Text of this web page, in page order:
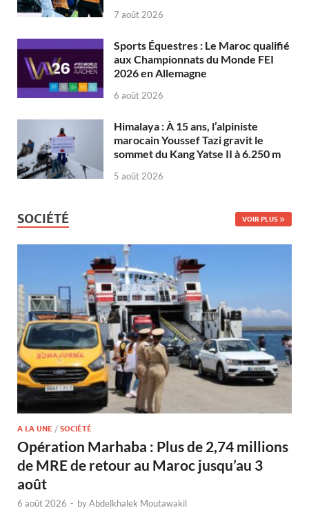
7 août 2026
Sports Équestres : Le Maroc qualifié
aux Championnats du Monde FEI
2026 en Allemagne
6 août 2026
Himalaya : À 15 ans, l’alpiniste
marocain Youssef Tazi gravit le
sommet du Kang Yatse II à 6.250 m
5 août 2026
SOCIÉTÉ VOIR PLUS
A LA UNE / SOCIÉTÉ
Opération Marhaba : Plus de 2,74 millions
de MRE de retour au Maroc jusqu’au 3
août
6 août 2026 - byAbdelkhalek Moutawakil